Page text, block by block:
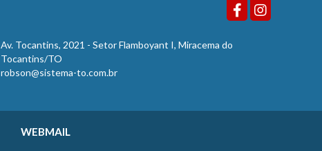
Av. Tocantins, 2021 - Setor Flamboyant I, Miracema do
Tocantins/TO
robson@sistema-to.com.br
WEBMAIL